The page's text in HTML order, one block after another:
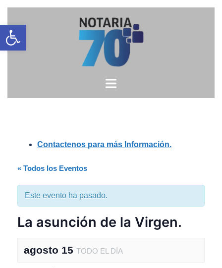
Open toolbar
al
contenido
Contactenos para más Información.
« Todos los Eventos
Este evento ha pasado.
La asunción de la Virgen.
agosto 15 TODO EL DÍA